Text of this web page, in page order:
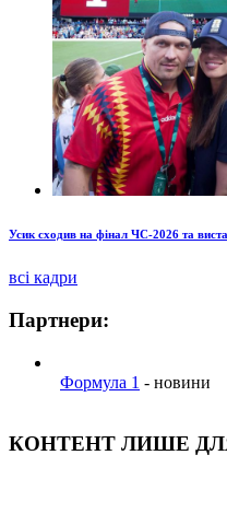
Усик сходив на фінал ЧС-2026 та
всі кадри
Партнери:
Формула 1 - новини
КОНТЕНТ ЛИШЕ